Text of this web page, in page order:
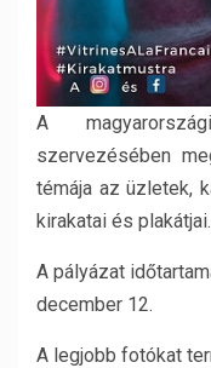
A
szervezésében
témája az üzletek,
kirakatai és
A pályázat
december 12.
A legjobb fotókat